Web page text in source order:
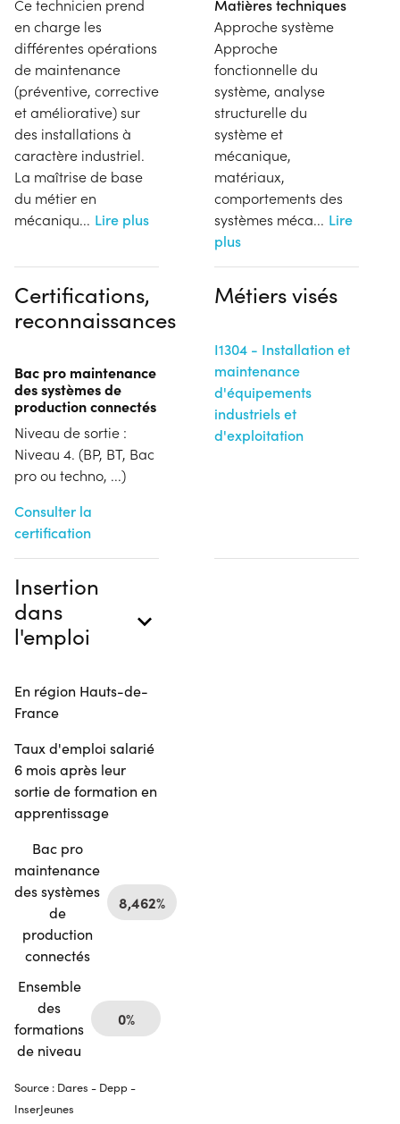
Ce technicien prend
en charge les
différentes opérations
de maintenance
(préventive, corrective
et améliorative) sur
des installations à
caractère industriel.
La maîtrise de base
du métier en
mécaniqu... Lire plus
Matières techniques
Approche système
Approche
fonctionnelle du
système, analyse
structurelle du
système et
mécanique,
matériaux,
comportements des
systèmes méca... Lire
plus
Certifications,
reconnaissances
Bac pro maintenance
des systèmes de
production connectés
Niveau de sortie :
Niveau 4. (BP, BT, Bac
pro ou techno, ...)
Consulter la
certification
Métiers visés
I1304 - Installation et
maintenance
d'équipements
industriels et
d'exploitation
Insertion
dans
l'emploi
En région Hauts-de-
France
Taux d'emploi salarié
6 mois après leur
sortie de formation en
apprentissage
Bac pro
maintenance
des systèmes
de
production
connectés
8,462%
Ensemble
des
formations
de niveau
0%
Source : Dares - Depp -
InserJeunes